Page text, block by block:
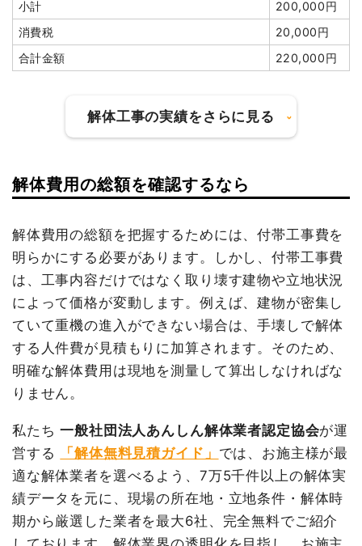
植木・植栽撤去 160,000円
ブロック塀撤去
100,000円
消費税
450,000円
円
消費税
697,600円
合計金額
9,400,000
円
坪数 302坪
1,771万円
品名 数量 単価
金額
鉄骨造住宅302坪2階建
て
302坪
38,169
円
11,527,000
円
養生費
292m² 500円
146,000円
外階段撤去
駐車場撤去
1200m² 3,000円
3,600,000
円
ブロック塀撤去
40,000円
看板撤去
1式
184,000円
室外設備・機器撤去
1式
20,000円
アスベスト撤去
35m³
13,000
455,000円
小計
200,000円
消費税
20,000円
合計金額
220,000円
解体工事の実績をさらに見る
建物の種類/構造 内装解体店舗1階建て
建物解体費用 314万9,000円
総額 430万1,000円
品名 数量 単価
金額
内装解体店舗36坪1階建
て
36坪 87,472円 3,149,000円
土間コンクリート撤去
1式
350,000円
フロンガス撤去
1式
150,000円
看板撤去
1式
10,000円
諸経費
450,000円
解体費用の総額を確認するなら
解体費用の総額を把握するためには、付帯工事費を
明らかにする必要があります。しかし、付帯工事費
は、工事内容だけではなく取り壊す建物や立地状況
によって価格が変動します。例えば、建物が密集し
ていて重機の進入ができない場合は、手壊しで解体
する人件費が見積もりに加算されます。そのため、
明確な解体費用は現地を測量して算出しなければな
りません。
私たち一般社団法人あんしん解体業者認定協会が運
営する
「解体無料見積ガイド」 では、お施主様が最
適な解体業者を選べるよう、7万5千件以上の解体実
績データを元に、現場の所在地・立地条件・解体時
期から厳選した業者を最大6社、完全無料でご紹介